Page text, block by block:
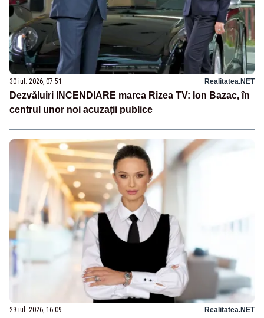
30 iul. 2026, 07:51 Realitatea.NET
Dezvăluiri INCENDIARE marca Rizea TV: Ion Bazac, în
centrul unor noi acuzații publice
29 iul. 2026, 16:09 Realitatea.NET